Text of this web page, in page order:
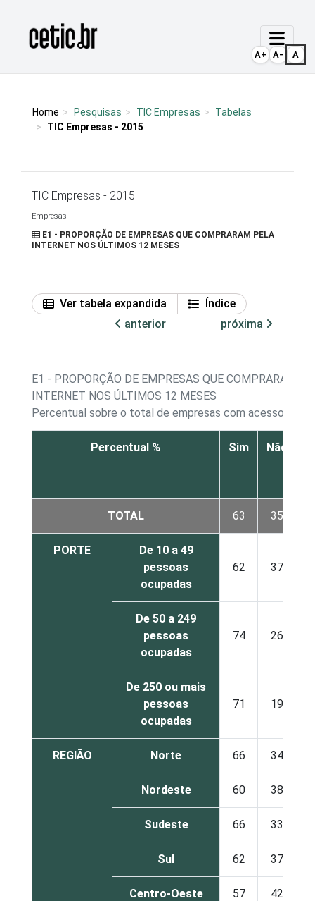
Página inicial
Home Pesquisas TIC Empresas
Tabelas
TIC Empresas - 2015
TIC Empresas - 2015
Empresas
E1 - PROPORÇÃO DE EMPRESAS QUE COMPRARAM PELA
INTERNET NOS ÚLTIMOS 12 MESES
Ver tabela expandida
Índice
anterior
próxima
E1 - PROPORÇÃO DE EMPRESAS QUE COMPRARAM
INTERNET NOS ÚLTIMOS 12 MESES
Percentual sobre o total de empresas com acesso à
Percentual % Sim Não
TOTAL 63 35
PORTE
De 10 a 49
pessoas
ocupadas
62 37
De 50 a 249
pessoas
ocupadas
74 26
De 250 ou mais
pessoas
ocupadas
71 19
REGIÃO Norte 66 34
Nordeste 60 38
Sudeste 66 33
Sul 62 37
Centro-Oeste 57 42
A+ A- A